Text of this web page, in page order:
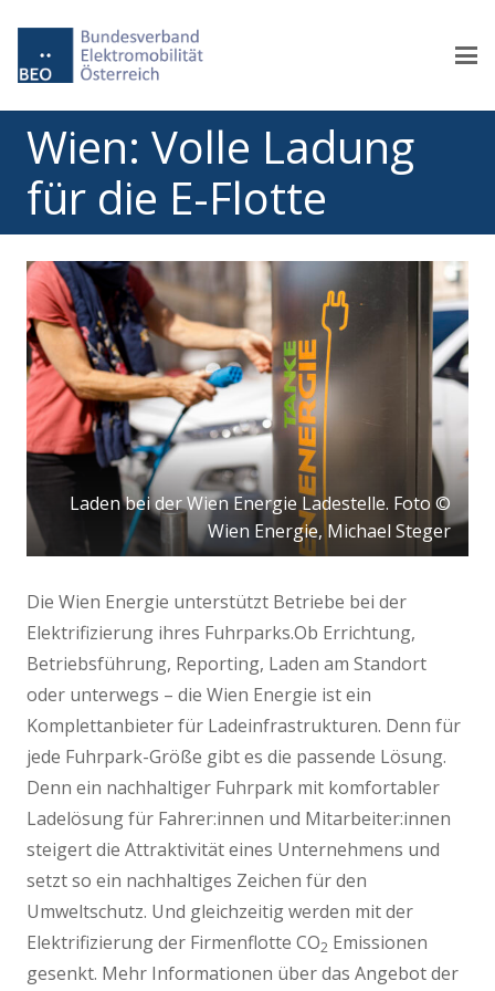
Wien: Volle Ladung
für die E-Flotte
Laden bei der Wien Energie Ladestelle. Foto ©
Wien Energie, Michael Steger
Die Wien Energie unterstützt Betriebe bei der
Elektrifizierung ihres Fuhrparks.Ob Errichtung,
Betriebsführung, Reporting, Laden am Standort
oder unterwegs – die Wien Energie ist ein
Komplettanbieter für Ladeinfrastrukturen. Denn für
jede Fuhrpark-Größe gibt es die passende Lösung.
Denn ein nachhaltiger Fuhrpark mit komfortabler
Ladelösung für Fahrer:innen und Mitarbeiter:innen
steigert die Attraktivität eines Unternehmens und
setzt so ein nachhaltiges Zeichen für den
Umweltschutz. Und gleichzeitig werden mit der
Elektrifizierung der Firmenflotte CO2 Emissionen
gesenkt. Mehr Informationen über das Angebot der